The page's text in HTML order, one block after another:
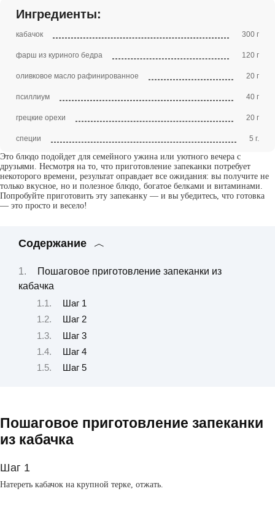
Ингредиенты:
кабачок 300 г
фарш из куриного бедра 120 г
оливковое масло рафинированное 20 г
псиллиум 40 г
грецкие орехи 20 г
специи 5 г.
Это блюдо подойдет для семейного ужина или уютного вечера с
друзьями. Несмотря на то, что приготовление запеканки потребует
некоторого времени, результат оправдает все ожидания: вы получите не
только вкусное, но и полезное блюдо, богатое белками и витаминами.
Попробуйте приготовить эту запеканку — и вы убедитесь, что готовка
— это просто и весело!
Содержание
Пошаговое приготовление запеканки из
кабачка
Шаг 1
Шаг 2
Шаг 3
Шаг 4
Шаг 5
Пошаговое приготовление запеканки
из кабачка
Шаг 1
Натереть кабачок на крупной терке, отжать.